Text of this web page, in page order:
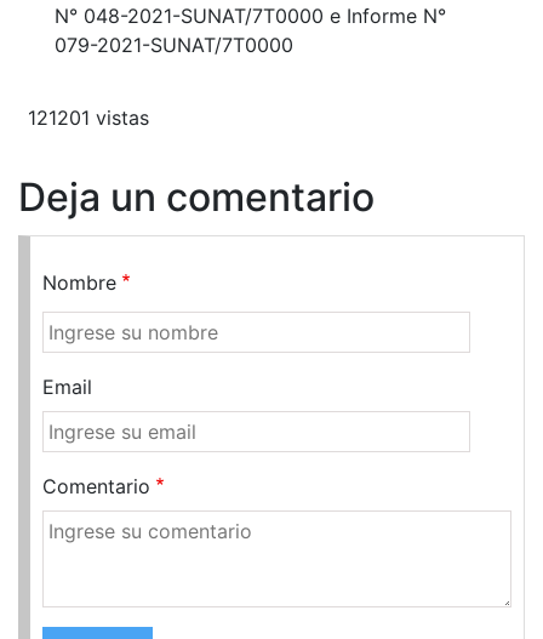
N° 048-2021-SUNAT/7T0000 e Informe N°
079-2021-SUNAT/7T0000
121201 vistas
Deja un comentario
Nombre
Email
Comentario